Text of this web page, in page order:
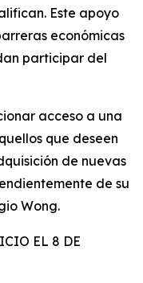
Este apoyo
económicas
participar del
acceso a una
que deseen
de nuevas
de su
Wong.
EL 8 DE